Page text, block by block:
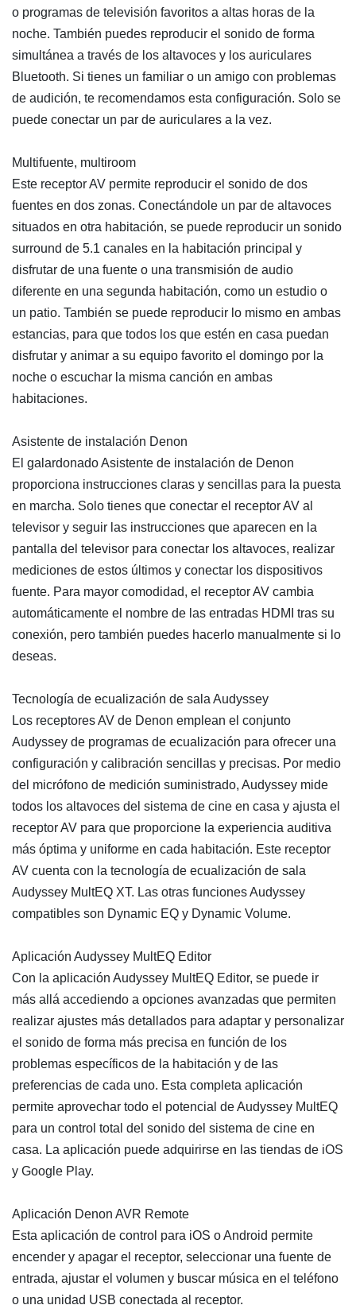
o programas de televisión favoritos a altas horas de la
noche. También puedes reproducir el sonido de forma
simultánea a través de los altavoces y los auriculares
Bluetooth. Si tienes un familiar o un amigo con problemas
de audición, te recomendamos esta configuración. Solo se
puede conectar un par de auriculares a la vez.
Multifuente, multiroom
Este receptor AV permite reproducir el sonido de dos
fuentes en dos zonas. Conectándole un par de altavoces
situados en otra habitación, se puede reproducir un sonido
surround de 5.1 canales en la habitación principal y
disfrutar de una fuente o una transmisión de audio
diferente en una segunda habitación, como un estudio o
un patio. También se puede reproducir lo mismo en ambas
estancias, para que todos los que estén en casa puedan
disfrutar y animar a su equipo favorito el domingo por la
noche o escuchar la misma canción en ambas
habitaciones.
Asistente de instalación Denon
El galardonado Asistente de instalación de Denon
proporciona instrucciones claras y sencillas para la puesta
en marcha. Solo tienes que conectar el receptor AV al
televisor y seguir las instrucciones que aparecen en la
pantalla del televisor para conectar los altavoces, realizar
mediciones de estos últimos y conectar los dispositivos
fuente. Para mayor comodidad, el receptor AV cambia
automáticamente el nombre de las entradas HDMI tras su
conexión, pero también puedes hacerlo manualmente si lo
deseas.
Tecnología de ecualización de sala Audyssey
Los receptores AV de Denon emplean el conjunto
Audyssey de programas de ecualización para ofrecer una
configuración y calibración sencillas y precisas. Por medio
del micrófono de medición suministrado, Audyssey mide
todos los altavoces del sistema de cine en casa y ajusta el
receptor AV para que proporcione la experiencia auditiva
más óptima y uniforme en cada habitación. Este receptor
AV cuenta con la tecnología de ecualización de sala
Audyssey MultEQ XT. Las otras funciones Audyssey
compatibles son Dynamic EQ y Dynamic Volume.
Aplicación Audyssey MultEQ Editor
Con la aplicación Audyssey MultEQ Editor, se puede ir
más allá accediendo a opciones avanzadas que permiten
realizar ajustes más detallados para adaptar y personalizar
el sonido de forma más precisa en función de los
problemas específicos de la habitación y de las
preferencias de cada uno. Esta completa aplicación
permite aprovechar todo el potencial de Audyssey MultEQ
para un control total del sonido del sistema de cine en
casa. La aplicación puede adquirirse en las tiendas de iOS
y Google Play.
Aplicación Denon AVR Remote
Esta aplicación de control para iOS o Android permite
encender y apagar el receptor, seleccionar una fuente de
entrada, ajustar el volumen y buscar música en el teléfono
o una unidad USB conectada al receptor.